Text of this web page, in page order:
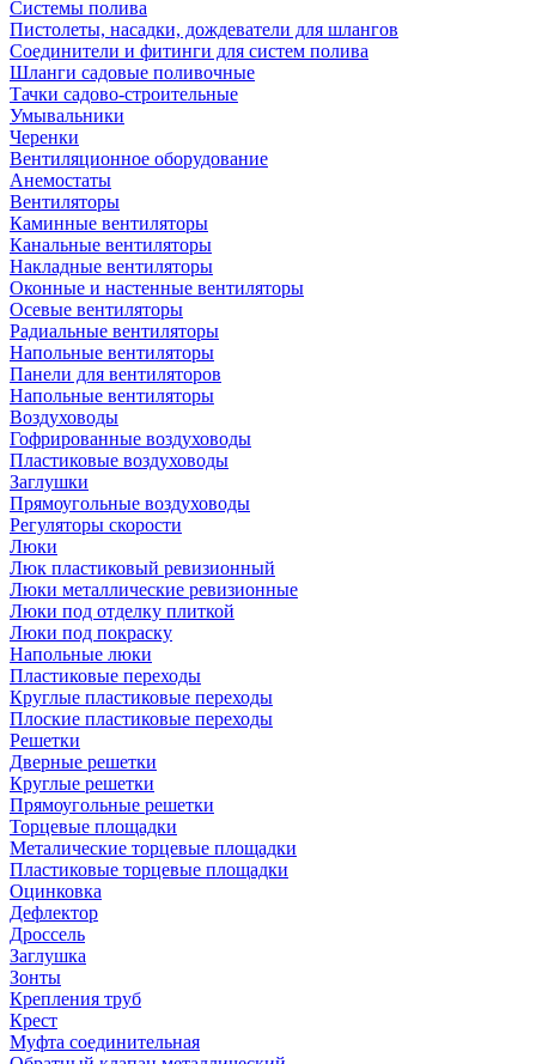
Системы полива
Пистолеты, насадки, дождеватели для шлангов
Соединители и фитинги для систем полива
Шланги садовые поливочные
Тачки садово-строительные
Умывальники
Черенки
Вентиляционное оборудование
Анемостаты
Вентиляторы
Каминные вентиляторы
Канальные вентиляторы
Накладные вентиляторы
Оконные и настенные вентиляторы
Осевые вентиляторы
Радиальные вентиляторы
Напольные вентиляторы
Панели для вентиляторов
Напольные вентиляторы
Воздуховоды
Гофрированные воздуховоды
Пластиковые воздуховоды
Заглушки
Прямоугольные воздуховоды
Регуляторы скорости
Люки
Люк пластиковый ревизионный
Люки металлические ревизионные
Люки под отделку плиткой
Люки под покраску
Напольные люки
Пластиковые переходы
Круглые пластиковые переходы
Плоские пластиковые переходы
Решетки
Дверные решетки
Круглые решетки
Прямоугольные решетки
Торцевые площадки
Металические торцевые площадки
Пластиковые торцевые площадки
Оцинковка
Дефлектор
Дроссель
Заглушка
Зонты
Крепления труб
Крест
Муфта соединительная